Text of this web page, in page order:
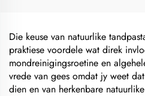
Die keuse van natuurlike
praktiese voordele wat direk
mondreinigingsroetine en
vrede van gees omdat jy weet
dien en van herkenbare